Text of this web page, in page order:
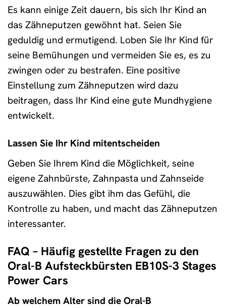
Es kann einige Zeit dauern, bis sich Ihr Kind an
das Zähneputzen gewöhnt hat. Seien Sie
geduldig und ermutigend. Loben Sie Ihr Kind für
seine Bemühungen und vermeiden Sie es, es zu
zwingen oder zu bestrafen. Eine positive
Einstellung zum Zähneputzen wird dazu
beitragen, dass Ihr Kind eine gute Mundhygiene
entwickelt.
Lassen Sie Ihr Kind mitentscheiden
Geben Sie Ihrem Kind die Möglichkeit, seine
eigene Zahnbürste, Zahnpasta und Zahnseide
auszuwählen. Dies gibt ihm das Gefühl, die
Kontrolle zu haben, und macht das Zähneputzen
interessanter.
FAQ – Häufig gestellte Fragen zu den
Oral-B Aufsteckbürsten EB10S-3 Stages
Power Cars
Ab welchem Alter sind die Oral-B